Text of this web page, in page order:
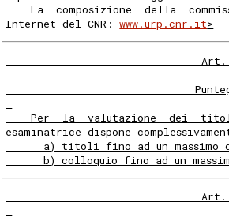
La  composizione  della
Internet del CNR: www.urp.cnr.it>
Art.
Per  la  valutazione  dei
esaminatrice dispone
a) titoli fino ad un massimo
b) colloquio fino ad un
Art.